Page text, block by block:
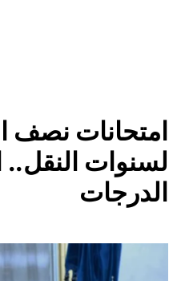
امتحانات نصف
لسنوات النقل..
الدرجات